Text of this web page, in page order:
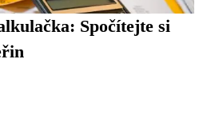
Spočítejte si